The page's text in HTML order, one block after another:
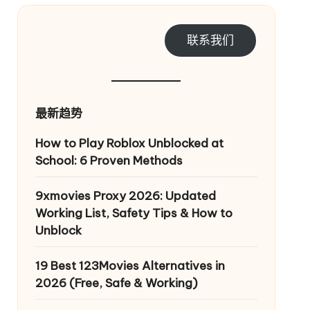
联系我们
最新趋势
How to Play Roblox Unblocked at
School: 6 Proven Methods
9xmovies Proxy 2026: Updated
Working List, Safety Tips & How to
Unblock
19 Best 123Movies Alternatives in
2026 (Free, Safe & Working)